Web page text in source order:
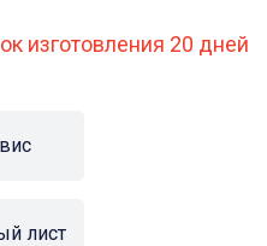
изготовления 20 дней
лист